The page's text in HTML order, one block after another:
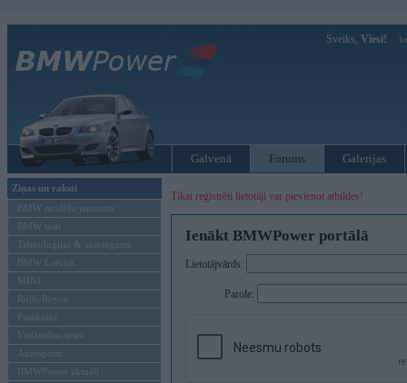
Sveiks, Viesi!
Galvenā Forums Galerijas
Ziņas un raksti
BMW modeļu jaunumi
BMW testi
Tehnoloģijas & sasniegumi
BMW Latvijā
MINI
Rolls-Royce
Pasākumi
Vadāmības tests
Autosports
BMWPower aktuāli
Tikai reģistrēti lietotāji var pievienot atbildes!
Ienākt BMWPower portālā
Lietotājvārds:
Parole: